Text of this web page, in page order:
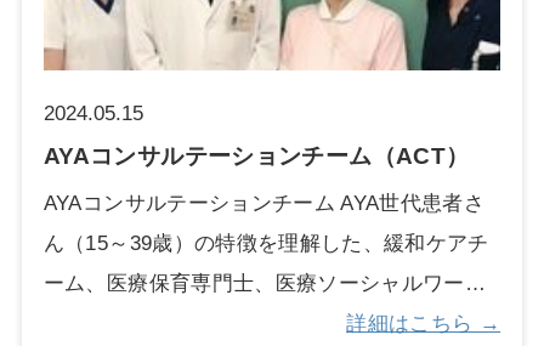
ンドを通じて、人工呼吸器装着患者の早期人工
呼吸器離脱を目指します。 呼吸管理・呼吸ケア
す。呼吸管理に関する院内統一基準を見直し、
安全管理の維持・向上を図っています。呼吸管
理に関するニーズに合わせた学習会を開催し知
識の向上を図っています。
2024.05.15
AYAコンサルテーションチーム（ACT）
AYAコンサルテーションチーム AYA世代患者さ
ん（15～39歳）の特徴を理解した、緩和ケアチ
ーム、医療保育専門士、医療ソーシャルワーカ
ーで構成されており、各診療科や病棟からの介
詳細はこちら →